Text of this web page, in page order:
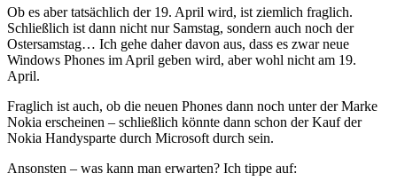
Ob es aber tatsächlich der 19. April wird, ist ziemlich fraglich.
Schließlich ist dann nicht nur Samstag, sondern auch noch der
Ostersamstag… Ich gehe daher davon aus, dass es zwar neue
Windows Phones im April geben wird, aber wohl nicht am 19.
April.
Fraglich ist auch, ob die neuen Phones dann noch unter der Marke
Nokia erscheinen – schließlich könnte dann schon der Kauf der
Nokia Handysparte durch Microsoft durch sein.
Ansonsten – was kann man erwarten? Ich tippe auf: